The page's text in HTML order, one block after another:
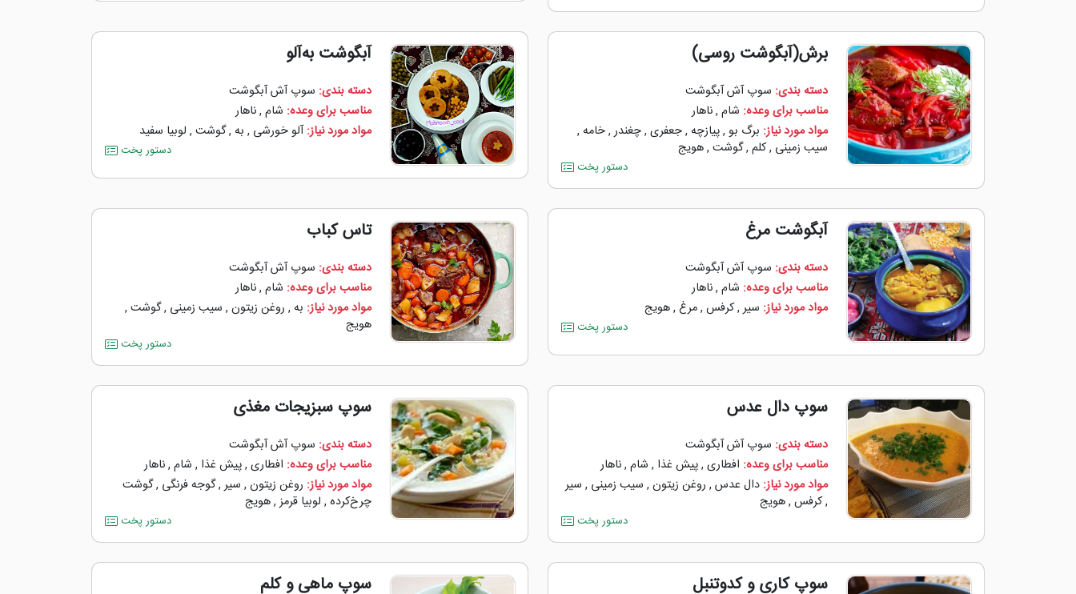
برش(آبگوشت روسی)
دسته بندی: سوپ آش آبگوشت
مناسب برای وعده: شام,ناهار
مواد مورد نیاز: برگ بو,پیازچه,جعفری,چغندر,خامه,
سیب زمینی ,کلم,گوشت,هویج
دستور پخت
آبگوشت به‌آلو
دسته بندی: سوپ آش آبگوشت
مناسب برای وعده: شام,ناهار
مواد مورد نیاز:آلو خورشی , به,گوشت, لوبیا سفید
دستور پخت
آبگوشت مرغ
دسته بندی: سوپ آش آبگوشت
مناسب برای وعده: شام,ناهار
مواد مورد نیاز: سیر,کرفس,مرغ,هویج
دستور پخت
تاس کباب
دسته بندی: سوپ آش آبگوشت
مناسب برای وعده: شام,ناهار
مواد مورد نیاز: به, روغن زیتون, سیب زمینی ,گوشت,
هویج
دستور پخت
سوپ دال عدس
دسته بندی: سوپ آش آبگوشت
مناسب برای وعده: افطاری,پیش غذا , شام,ناهار
مواد مورد نیاز: دال عدس, روغن زیتون, سیب زمینی , سیر
,کرفس,هویج
دستور پخت
سوپ سبزیجات مغذی
دسته بندی: سوپ آش آبگوشت
مناسب برای وعده: افطاری,پیش غذا , شام,ناهار
مواد مورد نیاز: روغن زیتون, سیر,گوجه ‌فرنگی ,گوشت
چرخ‌کرده, لوبیا قرمز,هویج
دستور پخت
سوپ کاری و کدوتنبل سوپ ماهی و کلم